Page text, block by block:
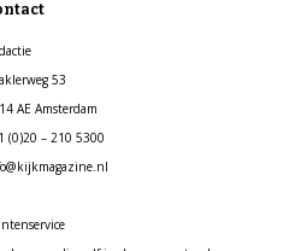
53
AE Amsterdam
(0)20 – 210 5300